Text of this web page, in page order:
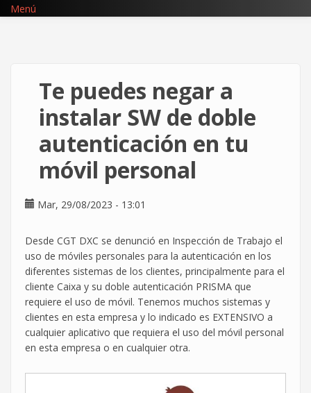
Pasar
Menú
Te puedes negar a
instalar SW de doble
autenticación en tu
móvil personal
Mar, 29/08/2023 - 13:01
Desde CGT DXC se denunció en Inspección de Trabajo el
uso de móviles personales para la autenticación en los
diferentes sistemas de los clientes, principalmente para el
cliente Caixa y su doble autenticación PRISMA que
requiere el uso de móvil. Tenemos muchos sistemas y
clientes en esta empresa y lo indicado es EXTENSIVO a
cualquier aplicativo que requiera el uso del móvil personal
en esta empresa o en cualquier otra.